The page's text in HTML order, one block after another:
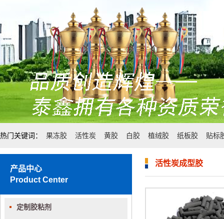
热门关键词： 果冻胶 活性炭 黄胶 白胶 植绒胶 纸板胶 贴标
产品中心
Product Center
定制胶粘剂
活性炭成型胶